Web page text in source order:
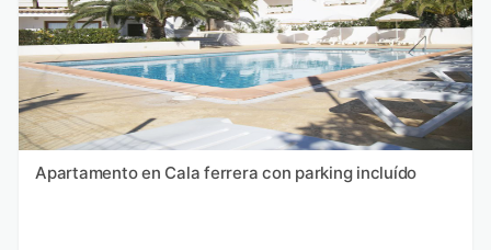
Apartamento en Cala ferrera con parking incluído